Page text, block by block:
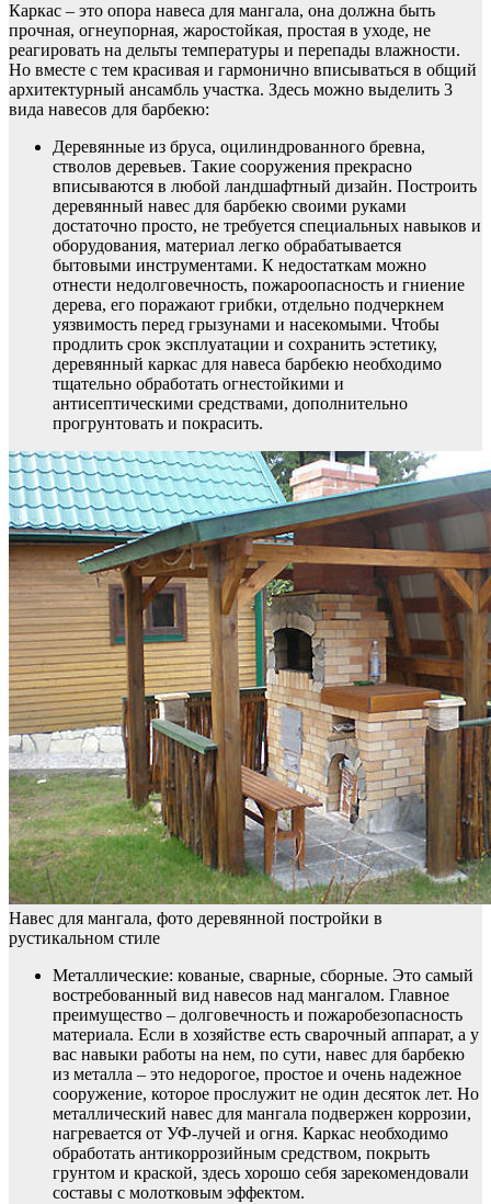
Каркас – это опора навеса для мангала, она должна быть
прочная, огнеупорная, жаростойкая, простая в уходе, не
реагировать на дельты температуры и перепады влажности.
Но вместе с тем красивая и гармонично вписываться в общий
архитектурный ансамбль участка. Здесь можно выделить 3
вида навесов для барбекю:
Деревянные из бруса, оцилиндрованного бревна,
стволов деревьев. Такие сооружения прекрасно
вписываются в любой ландшафтный дизайн. Построить
деревянный навес для барбекю своими руками
достаточно просто, не требуется специальных навыков и
оборудования, материал легко обрабатывается
бытовыми инструментами. К недостаткам можно
отнести недолговечность, пожароопасность и гниение
дерева, его поражают грибки, отдельно подчеркнем
уязвимость перед грызунами и насекомыми. Чтобы
продлить срок эксплуатации и сохранить эстетику,
деревянный каркас для навеса барбекю необходимо
тщательно обработать огнестойкими и
антисептическими средствами, дополнительно
прогрунтовать и покрасить.
Навес для мангала, фото деревянной постройки в
рустикальном стиле
Металлические: кованые, сварные, сборные. Это самый
востребованный вид навесов над мангалом. Главное
преимущество – долговечность и пожаробезопасность
материала. Если в хозяйстве есть сварочный аппарат, а у
вас навыки работы на нем, по сути, навес для барбекю
из металла – это недорогое, простое и очень надежное
сооружение, которое прослужит не один десяток лет. Но
металлический навес для мангала подвержен коррозии,
нагревается от УФ-лучей и огня. Каркас необходимо
обработать антикоррозийным средством, покрыть
грунтом и краской, здесь хорошо себя зарекомендовали
составы с молотковым эффектом.